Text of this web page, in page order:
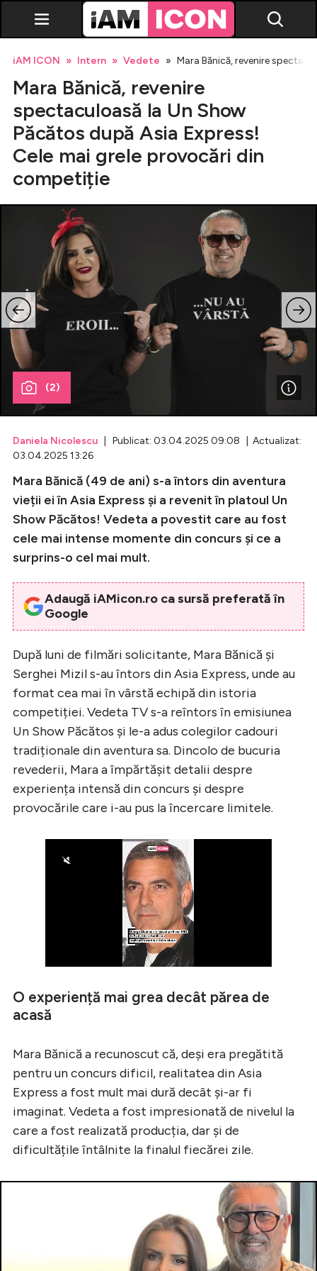
Vedete
Breaking news
Evenimente
Emisiuni TV
Horoscop
Lifestyle
Celebrități
iAM ICON Intern Vedete Mara Bănică, revenire
Mara Bănică, revenire
spectaculoasă la Un Show
Păcătos după Asia Express!
Cele mai grele provocări din
competiție
(2)
Daniela Nicolescu | Publicat: 03.04.2025 09:08 | Actualizat:
03.04.2025 13:26
Mara Bănică (49 de ani) s-a întors din aventura
vieții ei în Asia Express și a revenit în platoul Un
Show Păcătos! Vedeta a povestit care au fost
cele mai intense momente din concurs și ce a
surprins-o cel mai mult.
Adaugă iAMicon.ro ca sursă preferată în
Google
După luni de filmări solicitante, Mara Bănică și
Serghei Mizil s-au întors din Asia Express, unde au
format cea mai în vârstă echipă din istoria
competiției. Vedeta TV s-a reîntors în emisiunea
Un Show Păcătos și le-a adus colegilor cadouri
tradiționale din aventura sa. Dincolo de bucuria
revederii, Mara a împărtășit detalii despre
experiența intensă din concurs și despre
provocările care i-au pus la încercare limitele.
O experiență mai grea decât părea de
acasă
Mara Bănică a recunoscut că, deși era pregătită
pentru un concurs dificil, realitatea din Asia
Express a fost mult mai dură decât și-ar fi
imaginat. Vedeta a fost impresionată de nivelul la
care a fost realizată producția, dar și de
dificultățile întâlnite la finalul fiecărei zile.